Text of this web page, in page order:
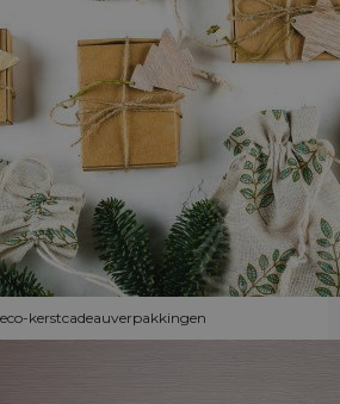
kerstcadeauverpakkingen